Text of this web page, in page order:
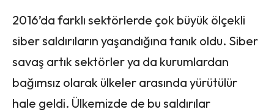
2016’da farklı sektörlerde çok büyük ölçekli
siber saldırıların yaşandığına tanık oldu. Siber
savaş artık sektörler ya da kurumlardan
bağımsız olarak ülkeler arasında yürütülür
hale geldi. Ülkemizde de bu saldırılar